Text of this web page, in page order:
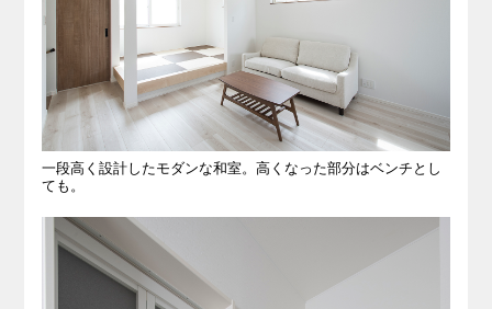
一段高く設計したモダンな和室。高くなった部分はベンチとし
ても。